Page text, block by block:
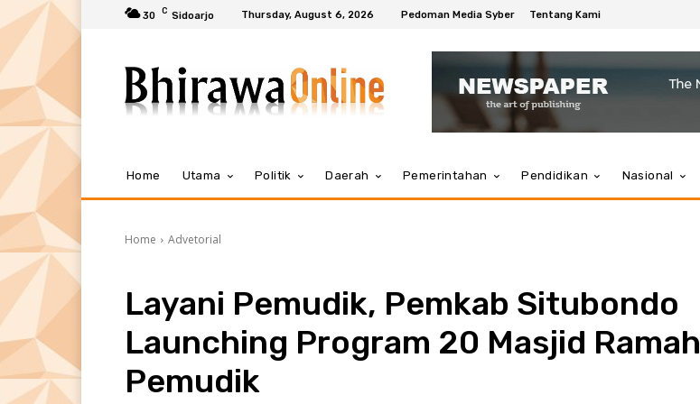
30 C Sidoarjo Thursday, August 6, 2026 Pedoman Media Syber Tentang Kami
Home Utama Politik Daerah Pemerintahan Pendidikan Nasional
Home Advetorial
Layani Pemudik, Pemkab Situbondo
Launching Program 20 Masjid Ramah
Pemudik